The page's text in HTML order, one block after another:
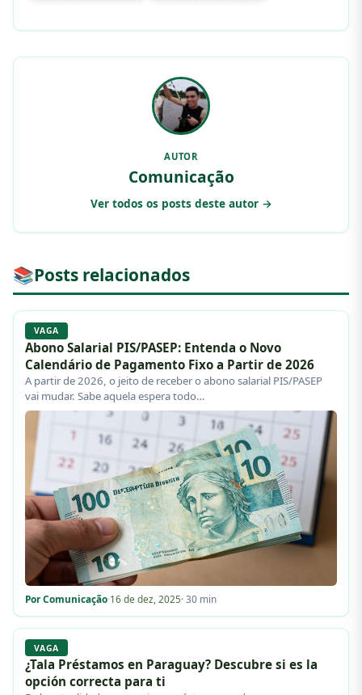
AUTOR
Comunicação
Ver todos os posts deste autor →
📚Posts relacionados
VAGA
Abono Salarial PIS/PASEP: Entenda o Novo
Calendário de Pagamento Fixo a Partir de 2026
A partir de 2026, o jeito de receber o abono salarial PIS/PASEP
vai mudar. Sabe aquela espera todo…
Por Comunicação·16 de dez, 2025· 30 min
VAGA
¿Tala Préstamos en Paraguay? Descubre si es la
opción correcta para ti